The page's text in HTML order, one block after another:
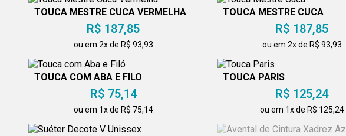
TOUCA MESTRE CUCA VERMELHA
R$ 187,85
ou em 2x de R$ 93,93
TOUCA MESTRE CUCA
R$ 187,85
ou em 2x de R$ 93,93
TOUCA COM ABA E FILÓ
R$ 75,14
ou em 1x de R$ 75,14
TOUCA PARIS
R$ 125,24
ou em 1x de R$ 125,24